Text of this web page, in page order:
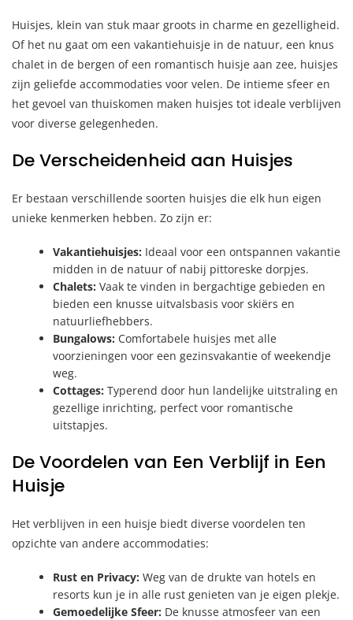
Huisjes, klein van stuk maar groots in charme en gezelligheid.
Of het nu gaat om een vakantiehuisje in de natuur, een knus
chalet in de bergen of een romantisch huisje aan zee, huisjes
zijn geliefde accommodaties voor velen. De intieme sfeer en
het gevoel van thuiskomen maken huisjes tot ideale verblijven
voor diverse gelegenheden.
De Verscheidenheid aan Huisjes
Er bestaan verschillende soorten huisjes die elk hun eigen
unieke kenmerken hebben. Zo zijn er:
Vakantiehuisjes: Ideaal voor een ontspannen vakantie
midden in de natuur of nabij pittoreske dorpjes.
Chalets: Vaak te vinden in bergachtige gebieden en
bieden een knusse uitvalsbasis voor skiërs en
natuurliefhebbers.
Bungalows: Comfortabele huisjes met alle
voorzieningen voor een gezinsvakantie of weekendje
weg.
Cottages: Typerend door hun landelijke uitstraling en
gezellige inrichting, perfect voor romantische
uitstapjes.
De Voordelen van Een Verblijf in Een
Huisje
Het verblijven in een huisje biedt diverse voordelen ten
opzichte van andere accommodaties:
Rust en Privacy: Weg van de drukte van hotels en
resorts kun je in alle rust genieten van je eigen plekje.
Gemoedelijke Sfeer: De knusse atmosfeer van een